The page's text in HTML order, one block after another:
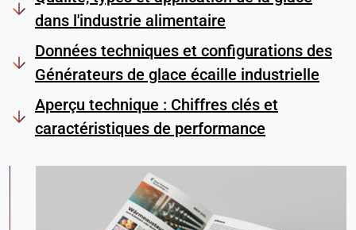
dans l'industrie alimentaire
Données techniques et configurations des
Générateurs de glace écaille industrielle
Aperçu technique : Chiffres clés et
caractéristiques de performance
consentement
Provider:
Heat Transfer Technology
Stocke vos paramètres de confidentialité
Cookie duration:
STATISTIQUES